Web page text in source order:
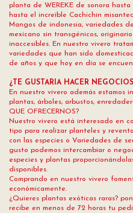
planta de WEREKE de sonora
hasta el increíble Cachichin
Mangos de indonesia, variedades
mexicano sin transgénicos,
inaccesibles. En nuestro vivero
variedades que han sido
de años y que hoy en día se
¿TE GUSTARIA HACER
En nuestro vivero además estamos
plantas, árboles, arbustos,
QUE OFRECERNOS?
Nuestro vivero está interesado en
tipo para realizar planteles y
con las especies o Variedades de
gusto podemos intercambiar o
especies y plantas
disponibles.
Comprando en nuestro vivero
económicamente.
¿Quieres plantas exóticas raras?
recibe en menos de 72 horas tu